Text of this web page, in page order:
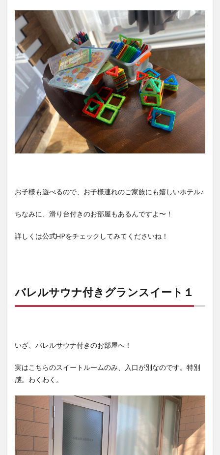
お子様も遊べるので、お子様連れのご家族にも嬉しいホテル♪
ちなみに、滑り台付きのお部屋もあるんですよ〜！
詳しくは公式HPをチェックしてみてくださいね！
バレルサウナ付きグランスイート１
いざ、バレルサウナ付きのお部屋へ！
実はこちらのスイートルームのみ、入口が別なのです。特別
感。わくわく。